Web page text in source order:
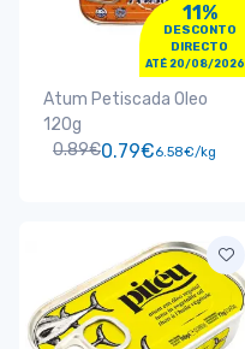
11%
DESCONTO
DIRECTO
ATÉ 20/08/2026
Atum Petiscada Oleo
120g
0.89€0.79€6.58€/kg